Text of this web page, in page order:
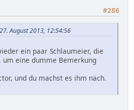
#286
August 2013, 12:54:56
ein paar Schlaumeier, die
eine dumme Bemerkung
und du machst es ihm nach.